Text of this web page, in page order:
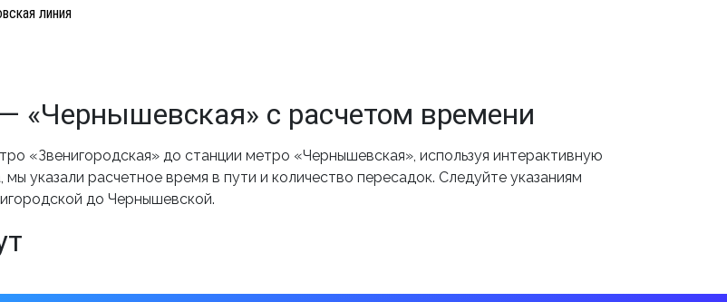
линия
«Чернышевская» с расчетом времени
«Звенигородская» до станции метро «Чернышевская», используя интерактивную
указали расчетное время в пути и количество пересадок. Следуйте указаниям
до Чернышевской.